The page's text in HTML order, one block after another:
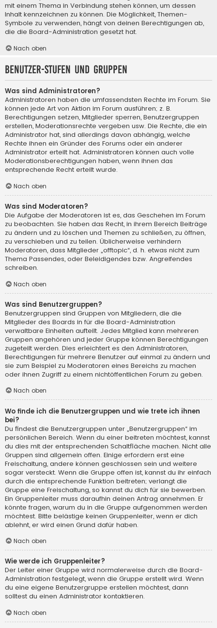
mit einem Thema in Verbindung stehen können, um dessen
Inhalt kennzeichnen zu können. Die Möglichkeit, Themen-
Symbole zu verwenden, hängt von deinen Berechtigungen ab,
die die Board-Administration gesetzt hat.
Nach oben
Benutzer-Stufen und Gruppen
Was sind Administratoren?
Administratoren haben die umfassendsten Rechte im Forum. Sie
können jede Art von Aktion im Forum ausführen; z. B.
Berechtigungen setzen, Mitglieder sperren, Benutzergruppen
erstellen, Moderationsrechte vergeben usw. Die Rechte, die ein
Administrator hat, sind allerdings davon abhängig, welche
Rechte ihnen ein Gründer des Forums oder ein anderer
Administrator erteilt hat. Administratoren können auch volle
Moderationsberechtigungen haben, wenn ihnen das
entsprechende Recht erteilt wurde.
Nach oben
Was sind Moderatoren?
Die Aufgabe der Moderatoren ist es, das Geschehen im Forum
zu beobachten. Sie haben das Recht, in ihrem Bereich Beiträge
zu ändern und zu löschen und Themen zu schließen, zu öffnen,
zu verschieben und zu teilen. Üblicherweise verhindern
Moderatoren, dass Mitglieder „offtopic“, d. h. etwas nicht zum
Thema Passendes, oder Beleidigendes bzw. Angreifendes
schreiben.
Nach oben
Was sind Benutzergruppen?
Benutzergruppen sind Gruppen von Mitgliedern, die die
Mitglieder des Boards in für die Board-Administration
verwaltbare Einheiten aufteilt. Jedes Mitglied kann mehreren
Gruppen angehören und jeder Gruppe können Berechtigungen
zugeteilt werden. Dies erleichtert es den Administratoren,
Berechtigungen für mehrere Benutzer auf einmal zu ändern und
sie zum Beispiel zu Moderatoren eines Bereichs zu machen
oder ihnen Zugriff zu einem nichtöffentlichen Forum zu geben.
Nach oben
Wo finde ich die Benutzergruppen und wie trete ich ihnen
bei?
Du findest die Benutzergruppen unter „Benutzergruppen“ im
persönlichen Bereich. Wenn du einer beitreten möchtest, kannst
du dies mit der entsprechenden Schaltfläche machen. Nicht alle
Gruppen sind allgemein offen. Einige erfordern erst eine
Freischaltung, andere können geschlossen sein und weitere
sogar versteckt. Wenn die Gruppe offen ist, kannst du ihr einfach
durch die entsprechende Funktion beitreten; verlangt die
Gruppe eine Freischaltung, so kannst du dich für sie bewerben.
Ein Gruppenleiter muss daraufhin deinen Antrag annehmen. Er
könnte fragen, warum du in die Gruppe aufgenommen werden
möchtest. Bitte belästige keinen Gruppenleiter, wenn er dich
ablehnt, er wird einen Grund dafür haben.
Nach oben
Wie werde ich Gruppenleiter?
Der Leiter einer Gruppe wird normalerweise durch die Board-
Administration festgelegt, wenn die Gruppe erstellt wird. Wenn
du eine eigene Benutzergruppe erstellen möchtest, dann
solltest du einen Administrator kontaktieren.
Nach oben